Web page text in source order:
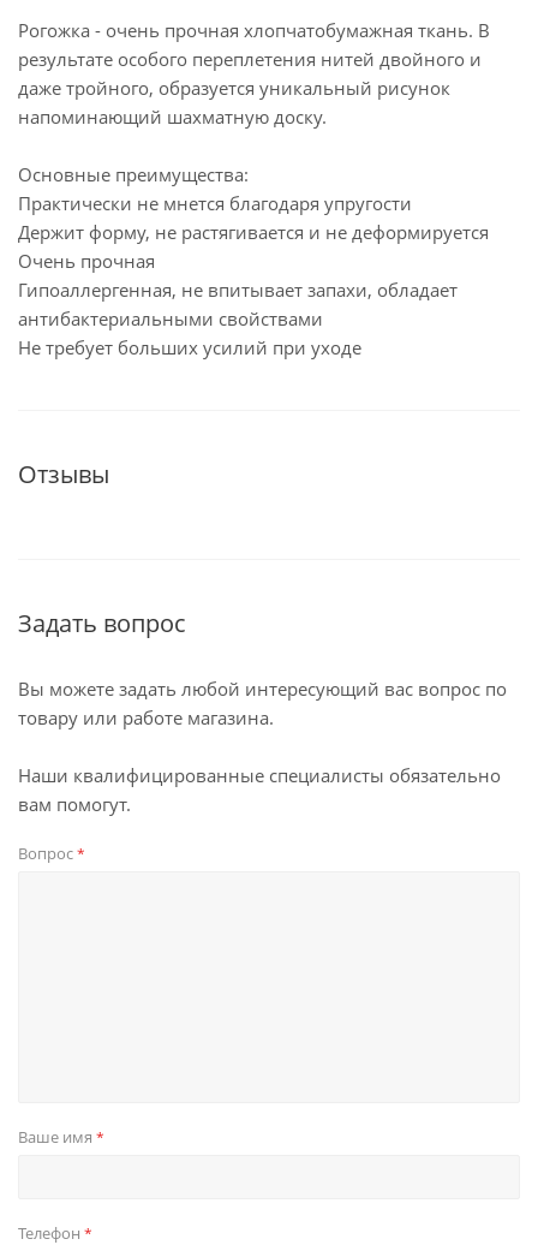
Рогожка - очень прочная хлопчатобумажная ткань. В
результате особого переплетения нитей двойного и
даже тройного, образуется уникальный рисунок
напоминающий шахматную доску.
Основные преимущества:
Практически не мнется благодаря упругости
Держит форму, не растягивается и не деформируется
Очень прочная
Гипоаллергенная, не впитывает запахи, обладает
антибактериальными свойствами
Не требует больших усилий при уходе
Отзывы
Задать вопрос
Вы можете задать любой интересующий вас вопрос по
товару или работе магазина.
Наши квалифицированные специалисты обязательно
вам помогут.
Вопрос*
Ваше имя *
Телефон *